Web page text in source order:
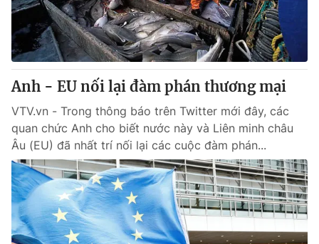
Sản phẩm
Thị trường
Tư vấn
Lịch phát sóng
Chuyên mục khác
Emagazine Podcast
Photo Infographic
Video Shorts video
VTV Money VTV Thể thao
Anh - EU nối lại đàm phán thương mại
VTV.vn - Trong thông báo trên Twitter mới đây, các
quan chức Anh cho biết nước này và Liên minh châu
Âu (EU) đã nhất trí nối lại các cuộc đàm phán...